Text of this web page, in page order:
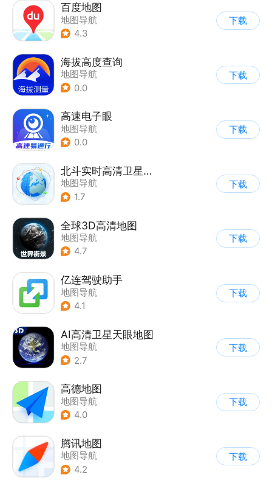
百度地图
地图导航
4.3
下载
海拔高度查询
地图导航
0.0
下载
高速电子眼
地图导航
0.0
下载
北斗实时高清卫星地图
地图导航
1.7
下载
全球3D高清地图
地图导航
4.7
下载
亿连驾驶助手
地图导航
4.1
下载
AI高清卫星天眼地图
地图导航
2.7
下载
高德地图
地图导航
4.0
下载
腾讯地图
地图导航
4.2
下载